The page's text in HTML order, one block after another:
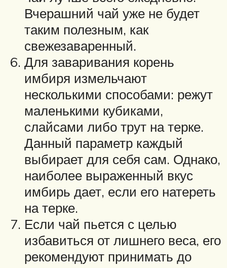
Вчерашний чай уже не будет
таким полезным, как
свежезаваренный.
Для заваривания корень
имбиря измельчают
несколькими способами: режут
маленькими кубиками,
слайсами либо трут на терке.
Данный параметр каждый
выбирает для себя сам. Однако,
наиболее выраженный вкус
имбирь дает, если его натереть
на терке.
Если чай пьется с целью
избавиться от лишнего веса, его
рекомендуют принимать до